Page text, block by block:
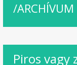
/ARCHÍVUM
Piros vagy